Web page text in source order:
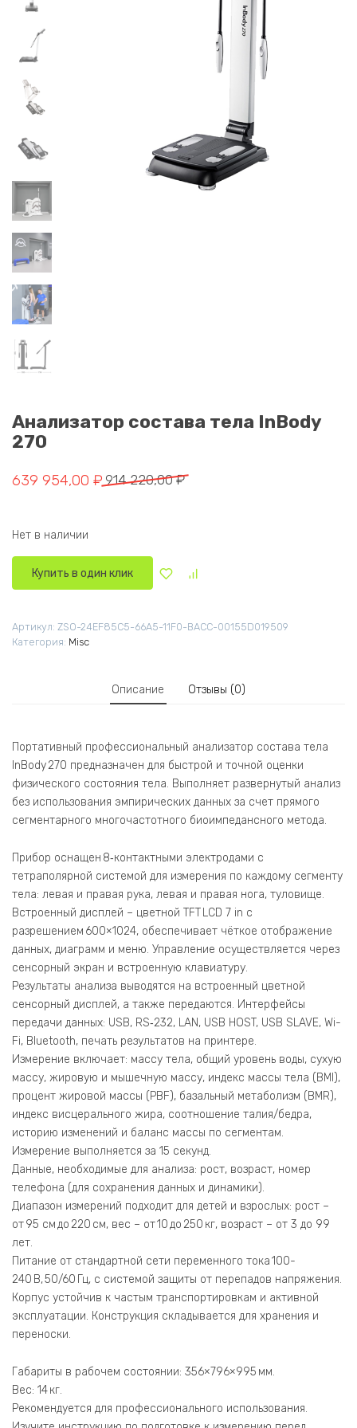
Анализатор состава тела InBody
270
914 220,00₽
Первоначальная цена составляла 914 220,00 ₽.
639 954,00 ₽
Текущая цена: 639 954,00 ₽.
Нет в наличии
Купить в один клик
Артикул: ZSO-24EF85C5-66A5-11F0-BACC-00155D019509
Категория: Misc
Описание Отзывы (0)
Портативный профессиональный анализатор состава тела
InBody 270 предназначен для быстрой и точной оценки
физического состояния тела. Выполняет развернутый анализ
без использования эмпирических данных за счет прямого
сегментарного многочастотного биоимпедансного метода.
Прибор оснащен 8‑контактными электродами с
тетраполярной системой для измерения по каждому сегменту
тела: левая и правая рука, левая и правая нога, туловище.
Встроенный дисплей – цветной TFT LCD 7 in с
разрешением 600×1024, обеспечивает чёткое отображение
данных, диаграмм и меню. Управление осуществляется через
сенсорный экран и встроенную клавиатуру.
Результаты анализа выводятся на встроенный цветной
сенсорный дисплей, а также передаются. Интерфейсы
передачи данных: USB, RS‑232, LAN, USB HOST, USB SLAVE, Wi-
Fi, Bluetooth, печать результатов на принтере.
Измерение включает: массу тела, общий уровень воды, сухую
массу, жировую и мышечную массу, индекс массы тела (BMI),
процент жировой массы (PBF), базальный метаболизм (BMR),
индекс висцерального жира, соотношение талия/бедра,
историю изменений и баланс массы по сегментам.
Измерение выполняется за 15 секунд.
Данные, необходимые для анализа: рост, возраст, номер
телефона (для сохранения данных и динамики).
Диапазон измерений подходит для детей и взрослых: рост –
от 95 см до 220 см, вес – от 10 до 250 кг, возраст – от 3 до 99
лет.
Питание от стандартной сети переменного тока 100-
240 В, 50/60 Гц, с системой защиты от перепадов напряжения.
Корпус устойчив к частым транспортировкам и активной
эксплуатации. Конструкция складывается для хранения и
переноски.
Габариты в рабочем состоянии: 356×796×995 мм.
Вес: 14 кг.
Рекомендуется для профессионального использования.